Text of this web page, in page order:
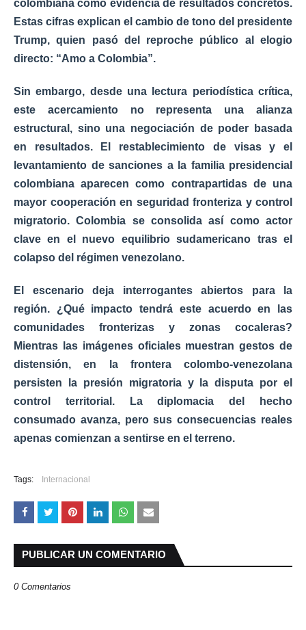
colombiana como evidencia de resultados concretos.
Estas cifras explican el cambio de tono del presidente
Trump, quien pasó del reproche público al elogio
directo: “Amo a Colombia”.
Sin embargo, desde una lectura periodística crítica,
este acercamiento no representa una alianza
estructural, sino una negociación de poder basada
en resultados. El restablecimiento de visasy el
levantamiento de sanciones a la familia presidencial
colombiana aparecen como contrapartidas de una
mayor cooperación en seguridad fronteriza y control
migratorio. Colombia se consolida así como actor
clave en el nuevo equilibrio sudamericano tras el
colapso del régimen venezolano.
El escenario deja interrogantes abiertos para la
región. ¿Qué impacto tendrá este acuerdo en las
comunidades fronterizas y zonas cocaleras?
Mientras las imágenes oficiales muestran gestos de
distensión, en la frontera colombo-venezolana
persisten la presión migratoria y la disputa por el
control territorial. Ladiplomacia del hecho
consumado avanza, pero sus consecuencias reales
apenas comienzan a sentirse en el terreno.
Tags: Internacional
PUBLICAR UN COMENTARIO
0 Comentarios